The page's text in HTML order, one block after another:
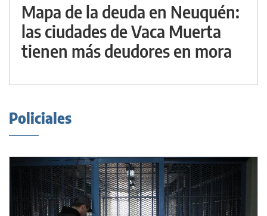
Mapa de la deuda en Neuquén:
las ciudades de Vaca Muerta
tienen más deudores en mora
Policiales